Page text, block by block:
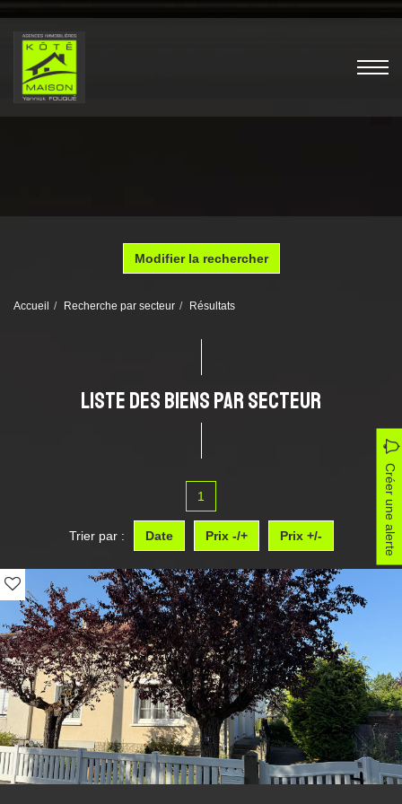
Modifier la rechercher
Accueil Recherche par secteur Résultats
LISTE DES BIENS PAR SECTEUR
Créer une alerte
1
Trier par : Date Prix -/+ Prix +/-